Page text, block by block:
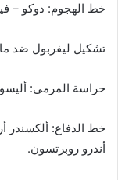
خط الهجوم: دوكو –
تشكيل ليفربول ضد
حراسة المرمى:
خط الدفاع: ألكسندر
أندرو روبرتسون.